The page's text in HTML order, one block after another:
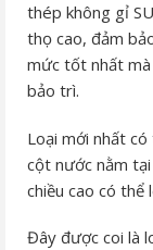
thép không gỉ
thọ cao, đảm
mức tốt nhất mà
bảo trì.
Loại mới nhất
cột nước nằm
chiều cao có thể
Đây được coi là